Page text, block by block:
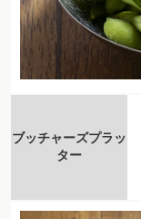
ブッチャーズプラッ
ター